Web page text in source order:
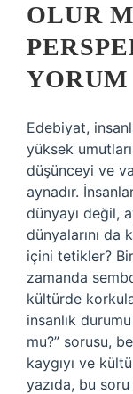
OLUR
YORUM
Edebiyat,
yüksek
düşünceyi ve
aynadır.
dünyayı değil,
dünyalarını da
içini tetikler?
zamanda
kültürde
insanlık
mu?” sorusu,
kaygıyı ve
yazıda, bu